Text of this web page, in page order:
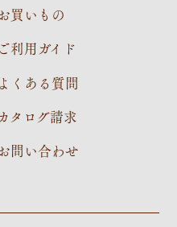
買いもの
ご利用ガイド
よくある質問
タログ請求
問い合わせ